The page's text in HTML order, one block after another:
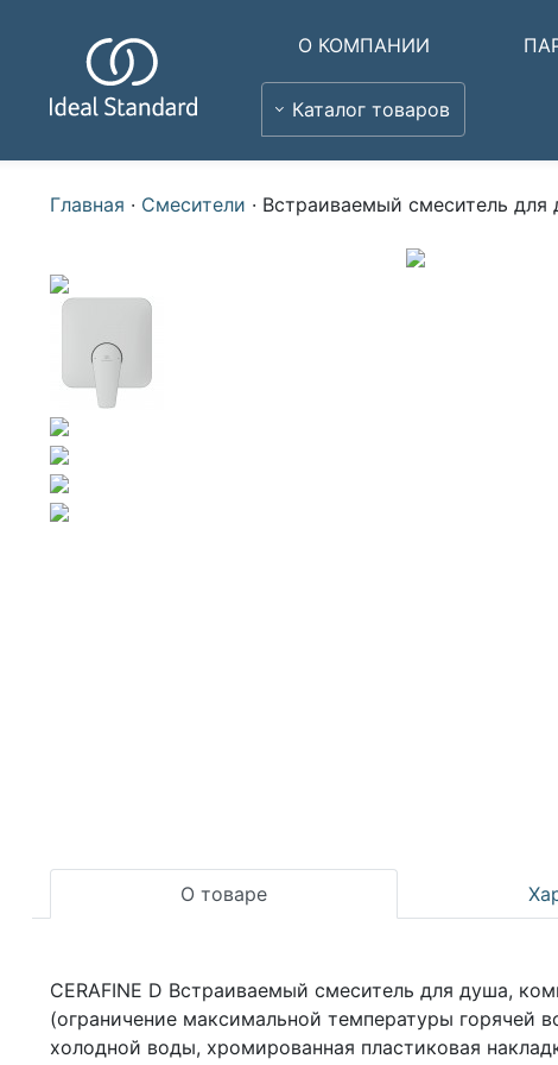
О КОМПАНИИ
Каталог товаров
Главная · Смесители · Встраиваемый смеситель для
О товаре
CERAFINE D Встраиваемый смеситель для душа,
(ограничение максимальной температуры горячей
холодной воды, хромированная пластиковая